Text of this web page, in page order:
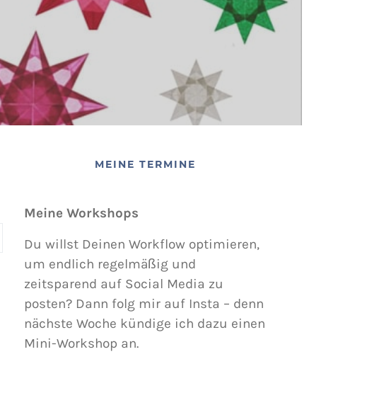
MEINE TERMINE
Meine Workshops
Du willst Deinen Workflow optimieren,
um endlich regelmäßig und
zeitsparend auf Social Media zu
posten? Dann folg mir auf Insta – denn
nächste Woche kündige ich dazu einen
Mini-Workshop an.